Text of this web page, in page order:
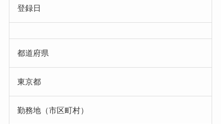
登録日
都道府県
東京都
勤務地（市区町村）